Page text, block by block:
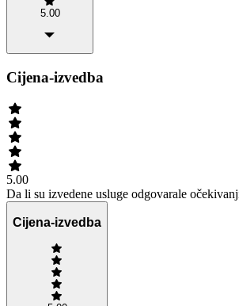
5.00
Cijena-izvedba
5.00
Da li su izvedene usluge odgovarale
Cijena-izvedba